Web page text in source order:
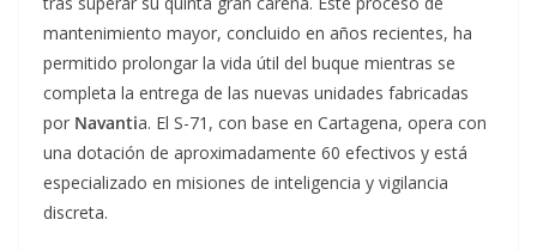
mantenimiento mayor, concluido en años recientes, ha
permitido prolongar la vida útil del buque mientras se
completa la entrega de las nuevas unidades fabricadas
por Navantia. El S-71, con base en Cartagena, opera con
una dotación de aproximadamente 60 efectivos y está
especializado en misiones de inteligencia y vigilancia
discreta.